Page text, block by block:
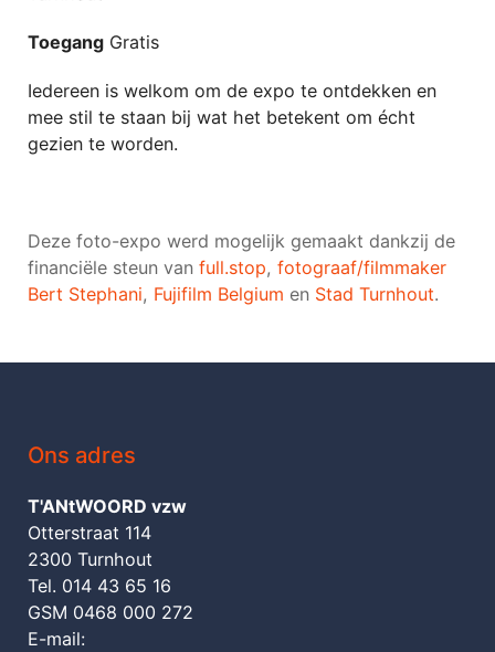
Toegang Gratis
Iedereen is welkom om de expo te ontdekken en
mee stil te staan bij wat het betekent om écht
gezien te worden.
Deze foto-expo werd mogelijk gemaakt dankzij de
financiële steun van full.stop, fotograaf/filmmaker
Bert Stephani, Fujifilm Belgium en Stad Turnhout.
Ons adres
T'ANtWOORD vzw
Otterstraat 114
2300 Turnhout
Tel. 014 43 65 16
GSM 0468 000 272
E-mail: